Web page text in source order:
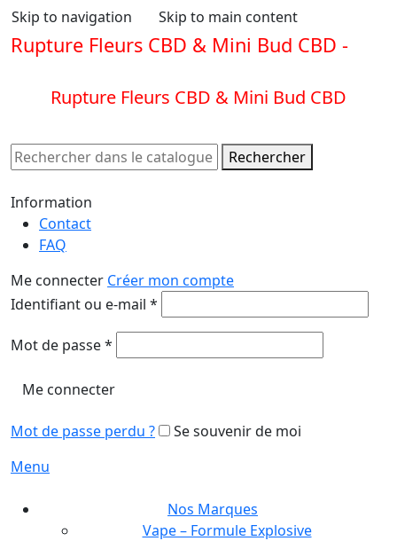
Skip to navigation Skip to main content
Rupture Fleurs CBD & Mini Bud CBD -
Rupture Fleurs CBD & Mini Bud CBD
Rechercher
Information
Contact
FAQ
Me connecter Créer mon compte
Identifiant ou e-mail *
Mot de passe*
Me connecter
Mot de passe perdu ?
Se souvenir de moi
Menu
Nos Marques
Vape – Formule Explosive